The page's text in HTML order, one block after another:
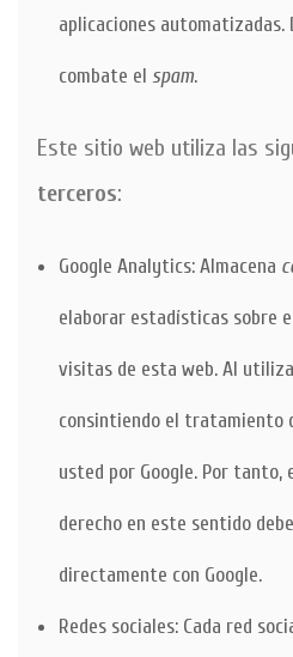
aplicaciones automatizadas.
combate el spam.
Este sitio web utiliza las
terceros:
Google Analytics: Almacena
elaborar estadísticas sobre
visitas de esta web. Al
consintiendo el tratamiento
usted por Google. Por tanto,
derecho en este sentido
directamente con Google.
Redes sociales: Cada red